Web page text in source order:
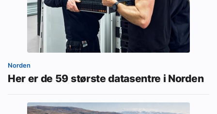
Norden
Her er de 59 største datasentre i Norden